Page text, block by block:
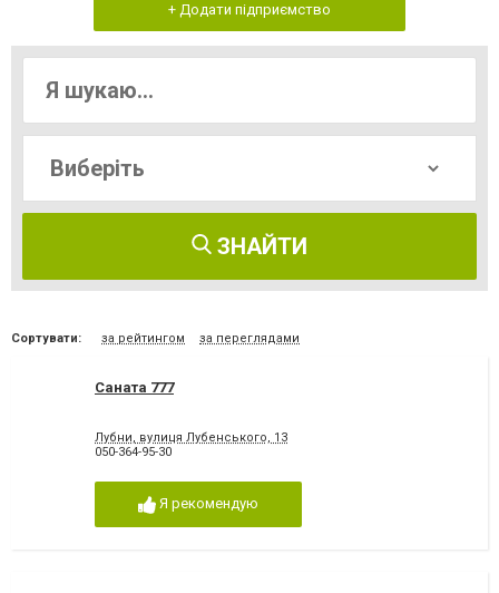
+ Додати підприємство
ЗНАЙТИ
Сортувати: за рейтингом за переглядами
Саната 777
Лубни, вулиця Лубенського, 13
050-364-95-30
Я рекомендую